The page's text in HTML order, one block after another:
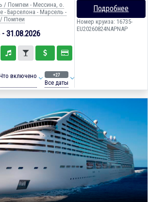
/ Помпеи - Мессина, о.
- Барселона - Марсель -
Помпеи
31.08.2026
включено +27
Все даты
Подробнее
Номер круиза: 16735-
EU20260824NAPNAP